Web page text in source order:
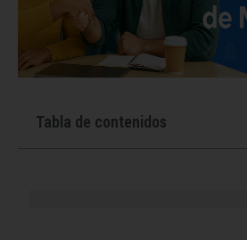
Tabla de contenidos